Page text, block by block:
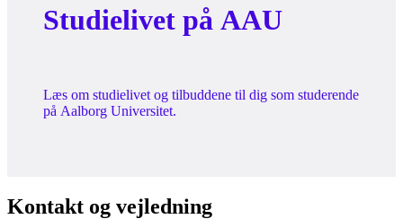
Studielivet på AAU
Læs om studielivet og tilbuddene til dig som studerende
på Aalborg Universitet.
Kontakt og vejledning